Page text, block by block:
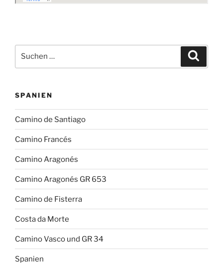
nach:
SPANIEN
Camino de Santiago
Camino Francés
Camino Aragonés
Camino Aragonés GR 653
Camino de Fisterra
Costa da Morte
Camino Vasco und GR 34
Spanien